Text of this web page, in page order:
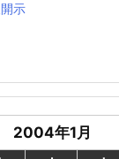
示
2004年1月